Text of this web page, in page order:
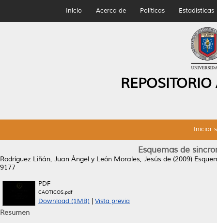
Inicio Acerca de Políticas Estadísticas
Iniciar
Esquemas de
Rodríguez Liñán, Juan Ángel y León Morales, Jesús de (2009)
9177
PDF
CAOTICOS.pdf
Download (1MB) Vista previa
Resumen